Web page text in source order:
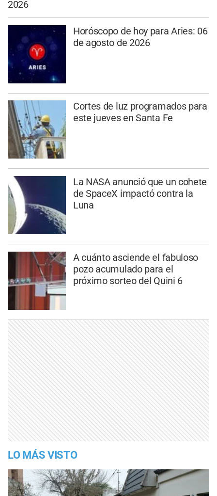
2026
Horóscopo de hoy para Aries: 06
de agosto de 2026
Cortes de luz programados para
este jueves en Santa Fe
La NASA anunció que un cohete
de SpaceX impactó contra la
Luna
A cuánto asciende el fabuloso
pozo acumulado para el
próximo sorteo del Quini 6
LO MÁS VISTO